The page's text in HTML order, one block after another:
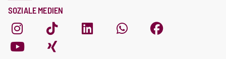
SOZIALE MEDIEN